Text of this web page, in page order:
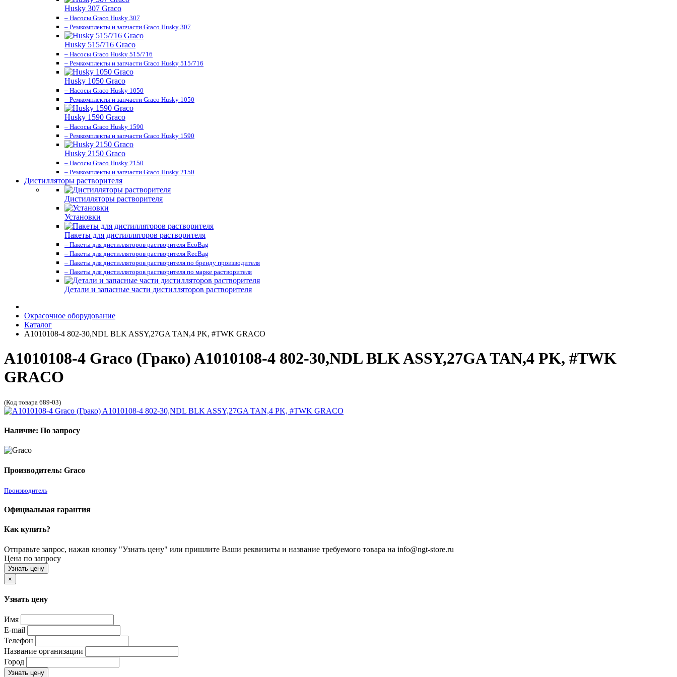
Husky 307 Graco
– Насосы Graco Husky 307
– Ремкомплекты и запчасти Graco Husky 307
Husky 515/716 Graco
– Насосы Graco Husky 515/716
– Ремкомплекты и запчасти Graco Husky 515/716
Husky 1050 Graco
– Насосы Graco Husky 1050
– Ремкомплекты и запчасти Graco Husky 1050
Husky 1590 Graco
– Насосы Graco Husky 1590
– Ремкомплекты и запчасти Graco Husky 1590
Husky 2150 Graco
– Насосы Graco Husky 2150
– Ремкомплекты и запчасти Graco Husky 2150
Дистилляторы растворителя
Дистилляторы растворителя
Установки
Пакеты для дистилляторов растворителя
– Пакеты для дистилляторов растворителя EcoBag
– Пакеты для дистилляторов растворителя RecBag
– Пакеты для дистилляторов растворителя по бренду производителя
– Пакеты для дистилляторов растворителя по марке растворителя
Детали и запасные части дистилляторов растворителя
Окрасочное оборудование
Каталог
A1010108-4 802-30,NDL BLK ASSY,27GA TAN,4 PK, #TWK GRACO
A1010108-4 Graco (Грако) A1010108-4 802-30,NDL BLK ASSY,27GA TAN,4 PK, #TWK
GRACO
(Код товара 689-03)
Наличие: По запросу
Производитель: Graco
Производитель
Официальная гарантия
Как купить?
Отправьте запрос, нажав кнопку "Узнать цену" или пришлите Ваши реквизиты и название требуемого товара на info@ngt-store.ru
Цена по запросу
Узнать цену
×
Узнать цену
Имя
E-mail
Телефон
Название организации
Город
Узнать цену